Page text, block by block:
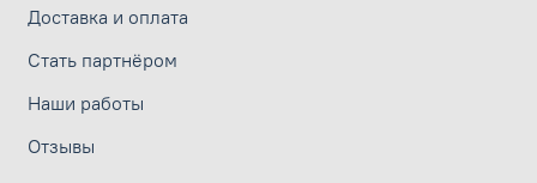
Доставка и оплата
Стать партнёром
Наши работы
Отзывы